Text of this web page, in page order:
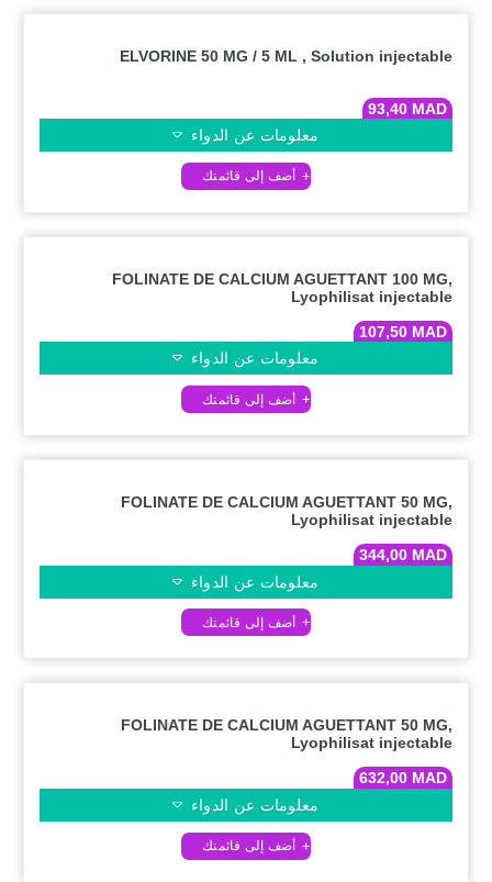
ELVORINE 50 MG / 5 ML , Solution injectable
93,40 MAD
معلومات عن الدواء
FOLINATE DE CALCIUM AGUETTANT 100 MG,
Lyophilisat injectable
107,50 MAD
معلومات عن الدواء
FOLINATE DE CALCIUM AGUETTANT 50 MG,
Lyophilisat injectable
344,00 MAD
معلومات عن الدواء
FOLINATE DE CALCIUM AGUETTANT 50 MG,
Lyophilisat injectable
632,00 MAD
معلومات عن الدواء